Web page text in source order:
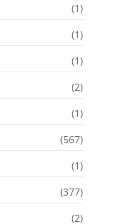
(1)
(1)
(1)
(2)
(1)
(567)
(1)
(377)
(2)